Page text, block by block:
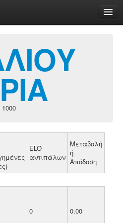
ELO
αντιπάλων
Μεταβολή
ή
Απόδοση
0 0.00